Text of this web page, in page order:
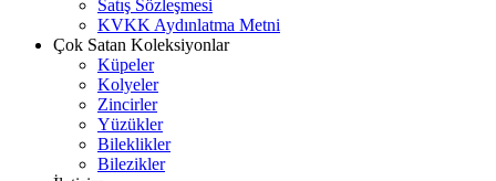
Satış Sözleşmesi
KVKK Aydınlatma Metni
Çok Satan Koleksiyonlar
Küpeler
Kolyeler
Zincirler
Yüzükler
Bileklikler
Bilezikler